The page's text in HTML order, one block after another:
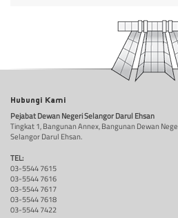
Hubungi Kami
Pejabat Dewan Negeri Selangor Darul Ehsan
Tingkat 1, Bangunan Annex, Bangunan Dewan
Selangor Darul Ehsan.
TEL:
03-5544 7615
03-5544 7616
03-5544 7617
03-5544 7618
03-5544 7422